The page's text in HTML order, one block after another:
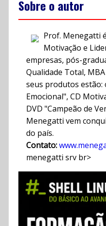
Sobre o autor
Prof. Menegatti
Motivação e
empresas, pós-
Qualidade Total,
seus produtos estão:
Emocional", CD
DVD "Campeão de
Menegatti vem
do país.
Contato:
menegatti srv br>